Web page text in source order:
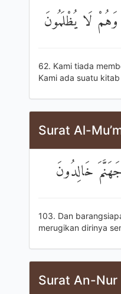
لَا يُظْلَمُونَ
62. Kami tiada
Kami ada suatu
Surat Al-
خَالِدُونَ
103. Dan
merugikan dirinya
Surat An-